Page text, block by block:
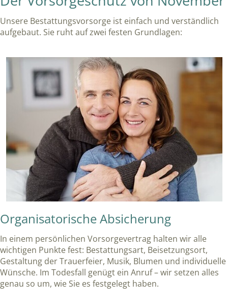
Unsere Bestattungsvorsorge ist einfach und verständlich
aufgebaut. Sie ruht auf zwei festen Grundlagen:
Organisatorische Absicherung
In einem persönlichen Vorsorgevertrag halten wir alle
wichtigen Punkte fest: Bestattungsart, Beisetzungsort,
Gestaltung der Trauerfeier, Musik, Blumen und individuelle
Wünsche. Im Todesfall genügt ein Anruf – wir setzen alles
genau so um, wie Sie es festgelegt haben.